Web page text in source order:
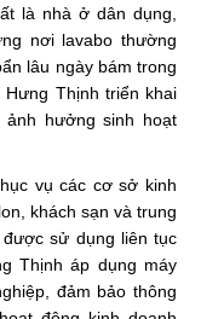
là nhà ở dân dụng,
nơi lavabo thường
lâu ngày bám trong
Thịnh triển khai
hưởng sinh hoạt
vụ các cơ sở kinh
khách sạn và trung
sử dụng liên tục
Thịnh áp dụng máy
đảm bảo thông